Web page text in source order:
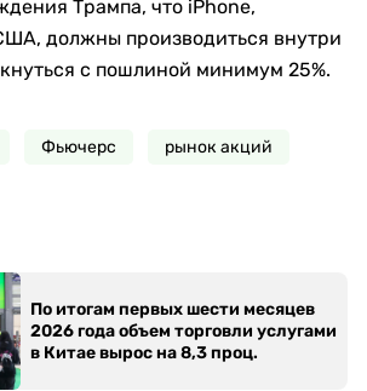
Трампа, что iPhone,
должны производиться внутри
с пошлиной минимум 25%.
Фьючерс рынок акций
По итогам первых шести месяцев
2026 года объем торговли услугами
в Китае вырос на 8,3 проц.